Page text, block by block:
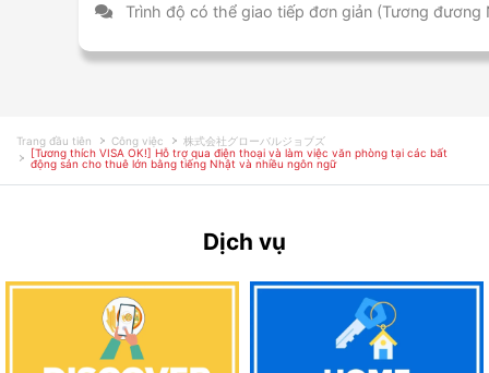
Trình độ có thể giao tiếp đơn giản (Tương đương
Trang đầu tiên Công việc
株式会社グローバルジョブズ
[Tương thích VISA OK!] Hỗ trợ qua điện thoại và làm việc văn phòng tại các bất
động sản cho thuê lớn bằng tiếng Nhật và nhiều ngôn ngữ
Dịch vụ